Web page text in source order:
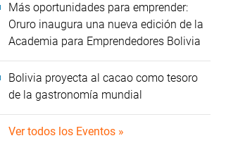
Más oportunidades para emprender:
Oruro inaugura una nueva edición de la
Academia para Emprendedores Bolivia
Bolivia proyecta al cacao como tesoro
de la gastronomía mundial
Ver todos los Eventos »